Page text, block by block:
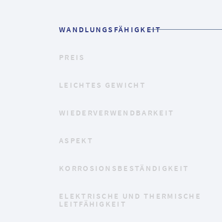
WANDLUNGSFÄHIGKEIT
PREIS
LEICHTES GEWICHT
WIEDERVERWENDBARKEIT
ASPEKT
KORROSIONSBESTÄNDIGKEIT
ELEKTRISCHE UND THERMISCHE
LEITFÄHIGKEIT